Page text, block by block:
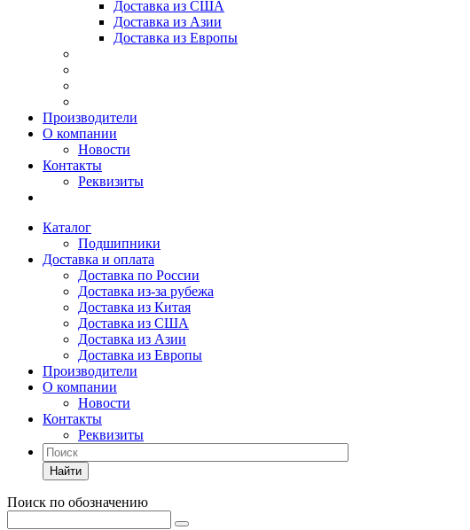
Доставка из США
Доставка из Азии
Доставка из Европы
Производители
О компании
Новости
Контакты
Реквизиты
Каталог
Подшипники
Доставка и оплата
Доставка по России
Доставка из-за рубежа
Доставка из Китая
Доставка из США
Доставка из Азии
Доставка из Европы
Производители
О компании
Новости
Контакты
Реквизиты
Найти
Поиск по обозначению